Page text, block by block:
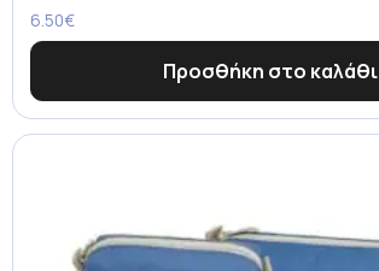
6.50€
Προσθήκη στο καλάθι